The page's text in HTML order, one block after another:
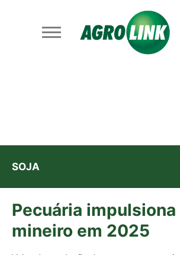
SOJA
Pecuária impulsiona
mineiro em 2025